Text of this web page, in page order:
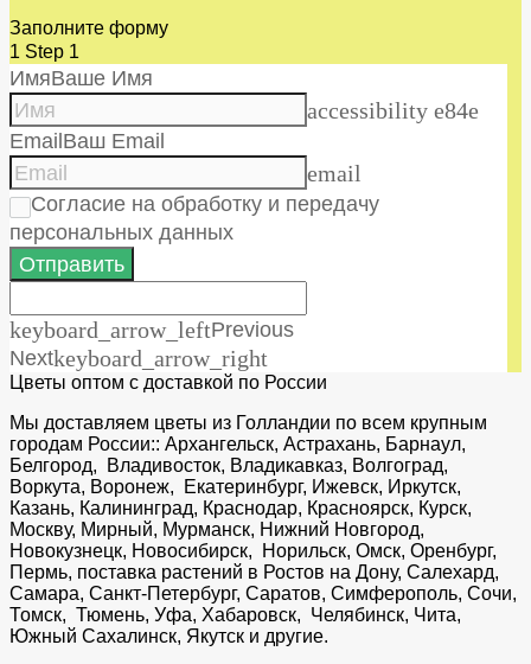
Заполните форму
1 Step 1
ИмяВаше Имя
accessibility e84e
EmailВаш Email
email
Согласие на обработку и передачу
персональных данных
Отправить
keyboard_arrow_leftPrevious
Nextkeyboard_arrow_right
Цветы оптом с доставкой по России
Мы доставляем цветы из Голландии по всем крупным
городам России:: Архангельск, Астрахань, Барнаул,
Белгород, Владивосток, Владикавказ, Волгоград,
Воркута, Воронеж, Екатеринбург, Ижевск, Иркутск,
Казань, Калининград, Краснодар, Красноярск, Курск,
Москву, Мирный, Мурманск, Нижний Новгород,
Новокузнецк, Новосибирск, Норильск, Омск, Оренбург,
Пермь, поставка растений в Ростов на Дону, Салехард,
Самара, Санкт-Петербург, Саратов, Симферополь, Сочи,
Томск, Тюмень, Уфа, Хабаровск, Челябинск, Чита,
Южный Сахалинск, Якутск и другие.